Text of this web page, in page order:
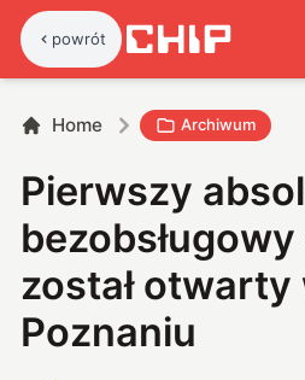
powrót
Home Archiwum
Pierwszy
został otwarty
Poznaniu